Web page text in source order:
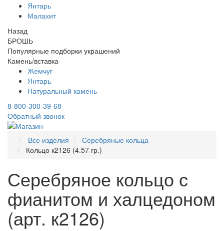
Янтарь
Малахит
Назад
БРОШЬ
Популярные подборки украшений
Камень/вставка
Жемчуг
Янтарь
Натуральный камень
8-800-300-39-68
Обратный звонок
Все изделия
Серебряные кольца
Кольцо к2126 (4.57 гр.)
Серебряное кольцо с
фианитом и халцедоном
(арт. к2126)